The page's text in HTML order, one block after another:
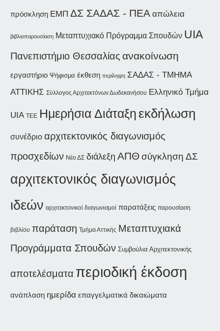
πρόσκληση ΕΜΠ ΔΣ ΣΑΔΑΣ - ΠΕΑ απώλεια
βιβλιοπαρουσίαση Μεταπτυχιακό Πρόγραμμα Σπουδών UIA
Πανεπιστήμιο Θεσσαλίας ανακοίνωση
εργαστήριο Ψήφισμα έκθεση περίληψη ΣΑΔΑΣ - ΤΜΗΜΑ
ΑΤΤΙΚΗΣ Σύλλογος Αρχιτεκτόνων Δωδεκανήσου Ελληνικό Τμήμα
UIA ΤΕΕ Ημερήσια Διάταξη εκδήλωση
συνέδριο αρχιτεκτονικός διαγωνισμός
προσχεδίων Νέο ΔΣ διάλεξη ΑΠΘ σύγκληση ΔΣ
αρχιτεκτονικός διαγωνισμός
ιδεών αρχιτεκτονικοί διαγωνισμοί παρατάξεις παρουσίαση
βιβλίου παράταση Τμήμα Αττικής Μεταπτυχιακά
Προγράμματα Σπουδών Συμβούλια Αρχιτεκτονικής
αποτελέσματα περιοδική έκδοση
ανάπλαση ημερίδα επαγγελματικά δικαιώματα